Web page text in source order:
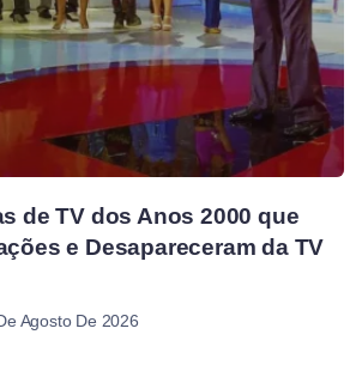
de TV dos Anos 2000 que
e Desapareceram da TV
Agosto De 2026